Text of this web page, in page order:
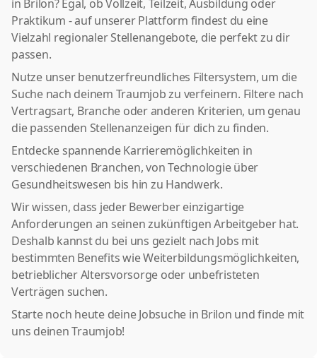
in Brilon? Egal, ob Vollzeit, Teilzeit, Ausbildung oder
Praktikum - auf unserer Plattform findest du eine
Vielzahl regionaler Stellenangebote, die perfekt zu dir
passen.
Nutze unser benutzerfreundliches Filtersystem, um die
Suche nach deinem Traumjob zu verfeinern. Filtere nach
Vertragsart, Branche oder anderen Kriterien, um genau
die passenden Stellenanzeigen für dich zu finden.
Entdecke spannende Karrieremöglichkeiten in
verschiedenen Branchen, von Technologie über
Gesundheitswesen bis hin zu Handwerk.
Wir wissen, dass jeder Bewerber einzigartige
Anforderungen an seinen zukünftigen Arbeitgeber hat.
Deshalb kannst du bei uns gezielt nach Jobs mit
bestimmten Benefits wie Weiterbildungsmöglichkeiten,
betrieblicher Altersvorsorge oder unbefristeten
Verträgen suchen.
Starte noch heute deine Jobsuche in Brilon und finde mit
uns deinen Traumjob!